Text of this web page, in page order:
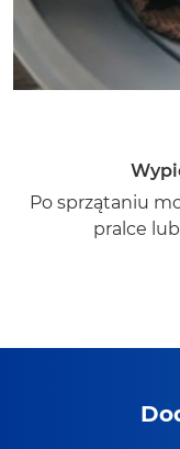
Po sprzątaniu
pralce